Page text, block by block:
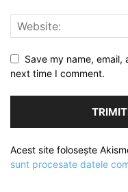
Save my name,
next time I comment.
Acest site folosește
sunt procesate datele